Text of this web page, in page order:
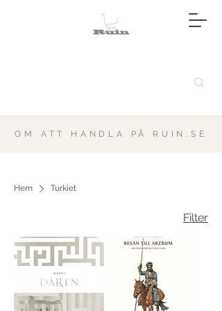
OM ATT HANDLA PÅ RUIN.SE
Hem Turkiet
Filter